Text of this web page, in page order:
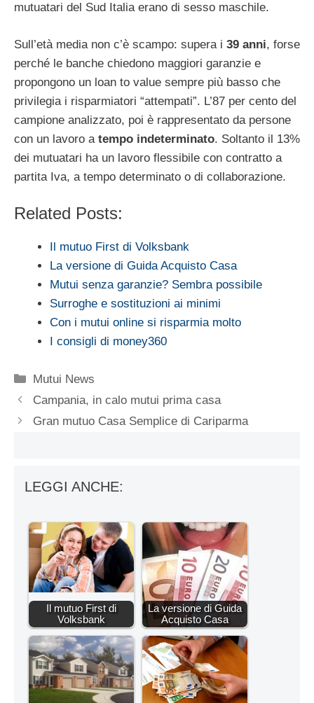
mutuatari del Sud Italia erano di sesso maschile.
Sull’età media non c’è scampo: supera i 39 anni, forse
perché le banche chiedono maggiori garanzie e
propongono un loan to value sempre più basso che
privilegia i risparmiatori “attempati”. L’87 per cento del
campione analizzato, poi è rappresentato da persone
con un lavoro a tempo indeterminato. Soltanto il 13%
dei mutuatari ha un lavoro flessibile con contratto a
partita Iva, a tempo determinato o di collaborazione.
Related Posts:
Il mutuo First di Volksbank
La versione di Guida Acquisto Casa
Mutui senza garanzie? Sembra possibile
Surroghe e sostituzioni ai minimi
Con i mutui online si risparmia molto
I consigli di money360
Categorie
Mutui News
Campania, in calo mutui prima casa
Gran mutuo Casa Semplice di Cariparma
LEGGI ANCHE:
Il mutuo First di
Volksbank
La versione di Guida
Acquisto Casa